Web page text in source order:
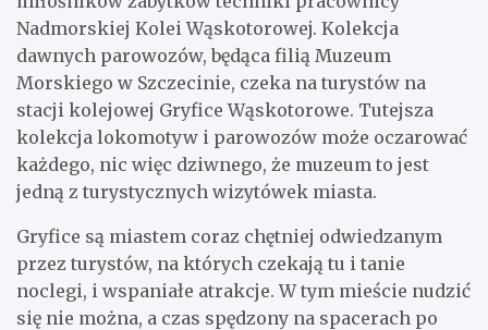
Nadmorskiej Kolei Wąskotorowej. Kolekcja
dawnych parowozów, będąca filią Muzeum
Morskiego w Szczecinie, czeka na turystów na
stacji kolejowej Gryfice Wąskotorowe. Tutejsza
kolekcja lokomotyw i parowozów może oczarować
każdego, nic więc dziwnego, że muzeum to jest
jedną z turystycznych wizytówek miasta.
Gryfice są miastem coraz chętniej odwiedzanym
przez turystów, na których czekają tu i tanie
noclegi, i wspaniałe atrakcje. W tym mieście nudzić
się nie można, a czas spędzony na spacerach po